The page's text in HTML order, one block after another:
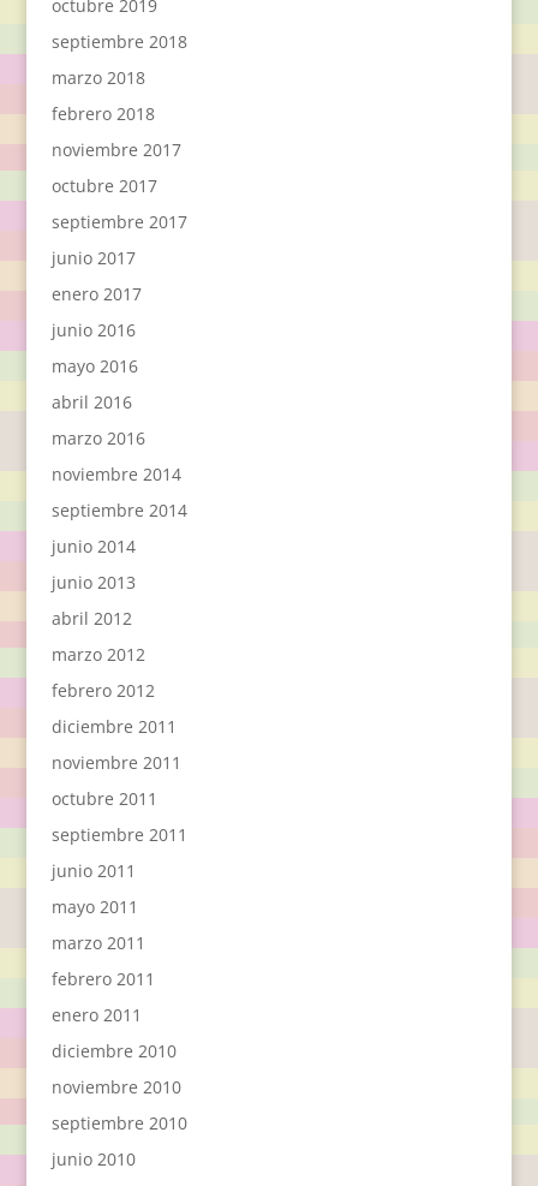
octubre 2019
septiembre 2018
marzo 2018
febrero 2018
noviembre 2017
octubre 2017
septiembre 2017
junio 2017
enero 2017
junio 2016
mayo 2016
abril 2016
marzo 2016
noviembre 2014
septiembre 2014
junio 2014
junio 2013
abril 2012
marzo 2012
febrero 2012
diciembre 2011
noviembre 2011
octubre 2011
septiembre 2011
junio 2011
mayo 2011
marzo 2011
febrero 2011
enero 2011
diciembre 2010
noviembre 2010
septiembre 2010
junio 2010